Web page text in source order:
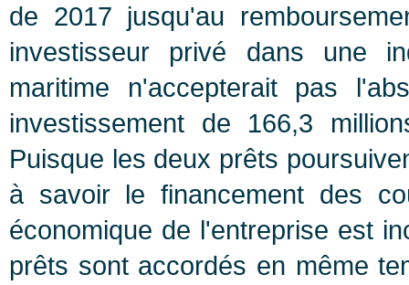
de 2017 jusqu'au
investisseur privé dans une
maritime n'accepterait pas
investissement de 166,3
Puisque les deux prêts
à savoir le financement des
économique de l'entreprise est
prêts sont accordés en même